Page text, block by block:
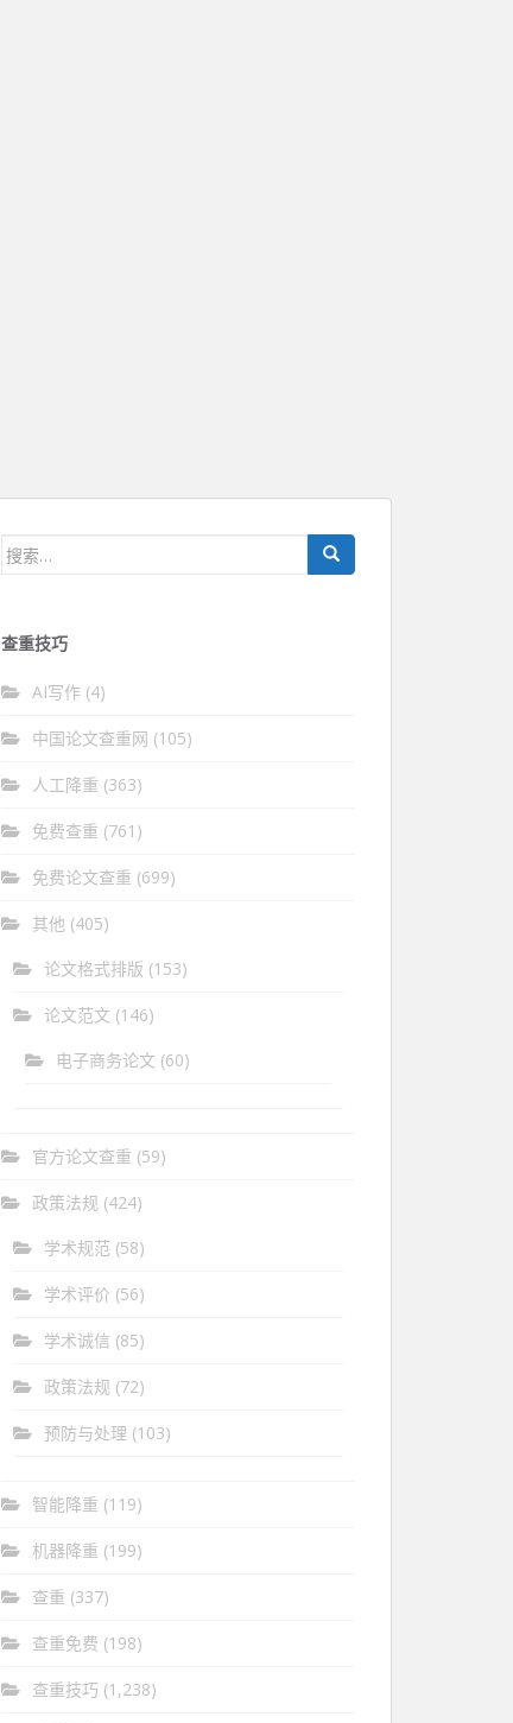
搜
查重技巧
AI写作 (4)
中国论文查重网 (105)
人工降重 (363)
免费查重 (761)
免费论文查重 (699)
其他 (405)
论文格式排版 (153)
论文范文 (146)
电子商务论文 (60)
官方论文查重 (59)
政策法规 (424)
学术规范 (58)
学术评价 (56)
学术诚信 (85)
政策法规 (72)
预防与处理 (103)
智能降重 (119)
机器降重 (199)
查重 (337)
查重免费 (198)
查重技巧 (1,238)